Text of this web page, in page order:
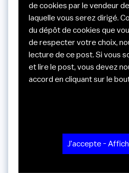
de cookies par le vendeur
laquelle vous serez dirigé.
du dépôt de cookies que
de respecter votre choix,
lecture de ce post. Si vous
et lire le post, vous devez
accord en cliquant sur le
J'accepte -